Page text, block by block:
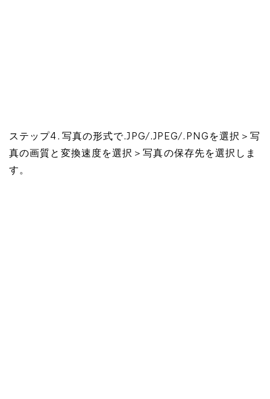
ステップ4. 写真の形式で.JPG/.JPEG/.PNGを選択＞写
真の画質と変換速度を選択＞写真の保存先を選択しま
す。